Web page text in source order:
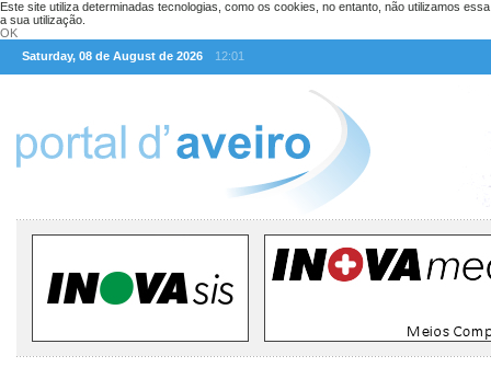
Este site utiliza determinadas tecnologias, como os cookies, no entanto, não utilizamos
a sua utilização.
OK
Saturday, 08 de August de 2026
12:01